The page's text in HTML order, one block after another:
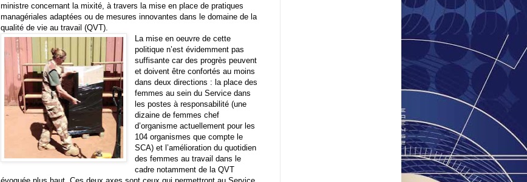
ministre concernant la mixité, à travers la mise en place de pratiques
managériales adaptées ou de mesures innovantes dans le domaine de la
qualité de vie au travail (QVT).
La mise en oeuvre de cette
politique n’est évidemment pas
suffisante car des progrès peuvent
et doivent être confortés au moins
dans deux directions : la place des
femmes au sein du Service dans
les postes à responsabilité (une
dizaine de femmes chef
d’organisme actuellement pour les
104 organismes que compte le
SCA) et l’amélioration du quotidien
des femmes au travail dans le
cadre notamment de la QVT